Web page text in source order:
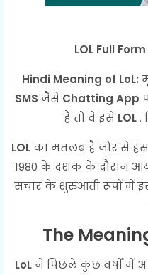
LOL Full
Hindi Meaning of LoL:
SMS जैसे Chatting App
है तो वे इसे LOL.
LOLका मतलब है जोर से
1980 के दशक के दौरान
संचार के शुरुआती रूपों में
The
LoLने पिछले कुछ वर्षों में